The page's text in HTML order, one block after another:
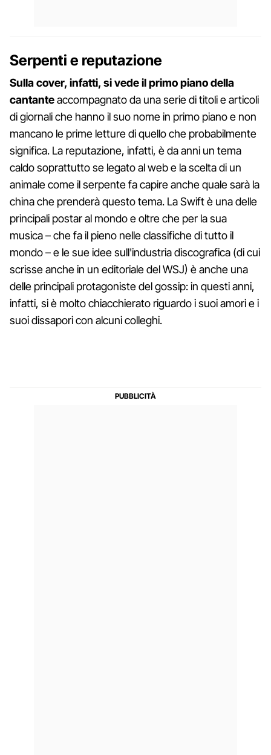
Serpenti e reputazione
Sulla cover, infatti, si vede il primo piano della
cantanteaccompagnato da una serie di titoli e articoli
di giornali che hanno il suo nome in primo piano e non
mancano le prime letture di quello che probabilmente
significa. La reputazione, infatti, è da anni un tema
caldo soprattutto se legato al web e la scelta di un
animale come il serpente fa capire anche quale sarà la
china che prenderà questo tema. La Swift è una delle
principali postar al mondo e oltre che per la sua
musica – che fa il pieno nelle classifiche di tutto il
mondo – e le sue idee sull'industria discografica (di cui
scrisse anche in un editoriale del WSJ) è anche una
delle principali protagoniste del gossip: in questi anni,
infatti, si è molto chiacchierato riguardo i suoi amori e i
suoi dissapori con alcuni colleghi.